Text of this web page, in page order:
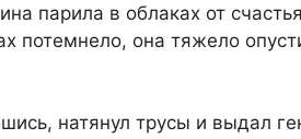
парила в облаках от
потемнело, она тяжело
натянул трусы и выдал